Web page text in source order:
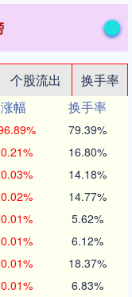
个股流出
换手率
涨幅
换手率
79.39%
16.80%
14.18%
14.77%
5.62%
6.12%
18.37%
6.83%